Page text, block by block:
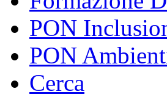
PON
PON
Cerca